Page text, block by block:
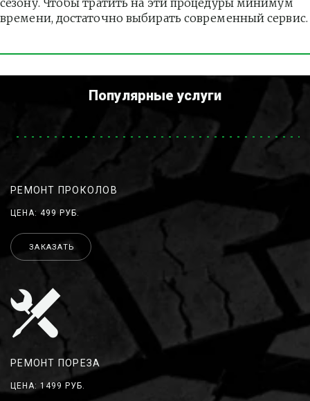
сезону. Чтобы тратить на эти процедуры минимум
времени, достаточно выбирать современный сервис.
Популярные услуги
РЕМОНТ ПРОКОЛОВ
ЦЕНА: 499 РУБ.
ЗАКАЗАТЬ
РЕМОНТ ПОРЕЗА
ЦЕНА: 1499 РУБ.